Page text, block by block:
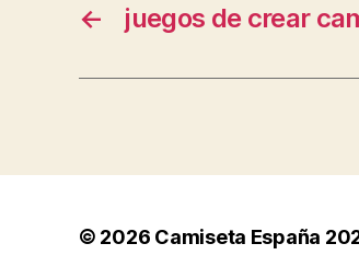
← juegos de crear
© 2026 Camiseta España